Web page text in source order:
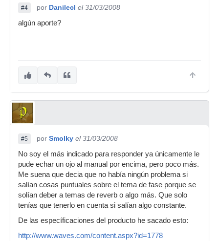
#4 por Danilecl el 31/03/2008
algún aporte?
#5 por Smolky el 31/03/2008
No soy el más indicado para responder ya únicamente le
pude echar un ojo al manual por encima, pero poco más.
Me suena que decia que no había ningún problema si
salían cosas puntuales sobre el tema de fase porque se
solían deber a temas de reverb o algo más. Que solo
tenías que tenerlo en cuenta si salían algo constante.
De las específicaciones del producto he sacado esto:
http://www.waves.com/content.aspx?id=1778